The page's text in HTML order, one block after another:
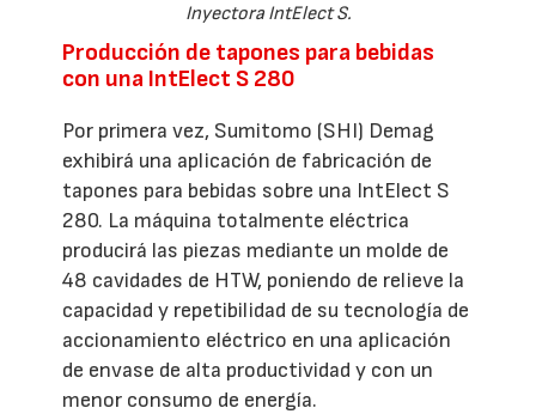
Inyectora IntElect S.
Producción de tapones para bebidas
con una IntElect S 280
Por primera vez, Sumitomo (SHI) Demag
exhibirá una aplicación de fabricación de
tapones para bebidas sobre una IntElect S
280. La máquina totalmente eléctrica
producirá las piezas mediante un molde de
48 cavidades de HTW, poniendo de relieve la
capacidad y repetibilidad de su tecnología de
accionamiento eléctrico en una aplicación
de envase de alta productividad y con un
menor consumo de energía.